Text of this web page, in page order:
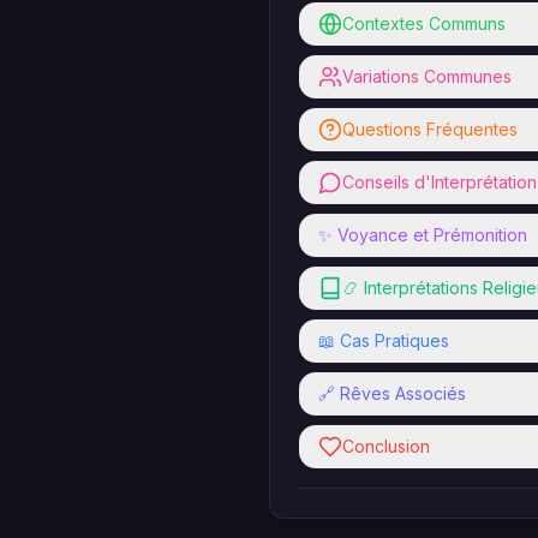
Contextes Communs
Variations Communes
Questions Fréquentes
Conseils d'Interprétation
✨ Voyance et Prémonition
📿 Interprétations
📖 Cas Pratiques
🔗 Rêves Associés
Conclusion